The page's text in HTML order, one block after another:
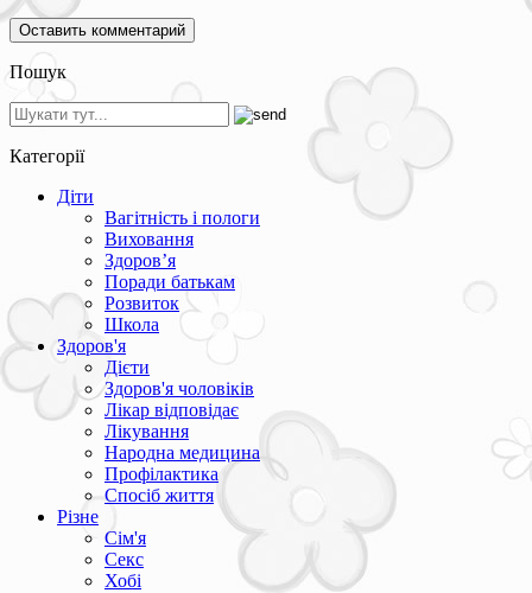
Пошук
Категорії
Діти
Вагітність і пологи
Виховання
Здоров’я
Поради батькам
Розвиток
Школа
Здоров'я
Дієти
Здоров'я чоловіків
Лікар відповідає
Лікування
Народна медицина
Профілактика
Спосіб життя
Різне
Сім'я
Секс
Хобі